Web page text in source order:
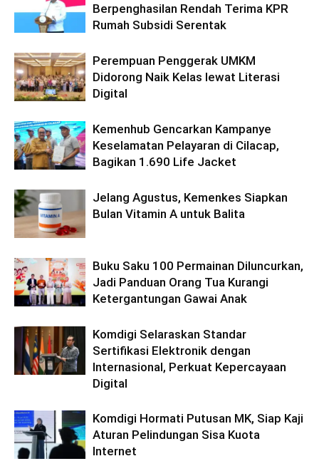
Berpenghasilan Rendah Terima KPR
Rumah Subsidi Serentak
Perempuan Penggerak UMKM
Didorong Naik Kelas lewat Literasi
Digital
Kemenhub Gencarkan Kampanye
Keselamatan Pelayaran di Cilacap,
Bagikan 1.690 Life Jacket
Jelang Agustus, Kemenkes Siapkan
Bulan Vitamin A untuk Balita
Buku Saku 100 Permainan Diluncurkan,
Jadi Panduan Orang Tua Kurangi
Ketergantungan Gawai Anak
Komdigi Selaraskan Standar
Sertifikasi Elektronik dengan
Internasional, Perkuat Kepercayaan
Digital
Komdigi Hormati Putusan MK, Siap Kaji
Aturan Pelindungan Sisa Kuota
Internet